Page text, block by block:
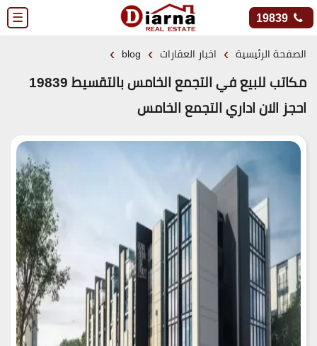
☰ 19839
الصفحة الرئيسية › اخبار العقارات ›
blog
›
مكاتب للبيع في التجمع الخامس بالتقسيط 19839
احجز الان اداري التجمع الخامس